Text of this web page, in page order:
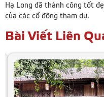
Hạ Long đã thành công tốt
của các cổ đông tham dự.
Bài Viết Liên